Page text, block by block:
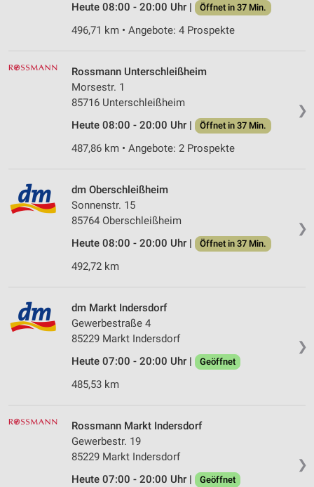
Heute 08:00 - 20:00 Uhr |
Öffnet in 37 Min.
496,71 km • Angebote: 4 Prospekte
❯
Rossmann Unterschleißheim
Morsestr. 1
85716 Unterschleißheim
Heute 08:00 - 20:00 Uhr |
Öffnet in 37 Min.
487,86 km • Angebote: 2 Prospekte
❯
dm Oberschleißheim
Sonnenstr. 15
85764 Oberschleißheim
Heute 08:00 - 20:00 Uhr |
Öffnet in 37 Min.
492,72 km
❯
dm Markt Indersdorf
Gewerbestraße 4
85229 Markt Indersdorf
Heute 07:00 - 20:00 Uhr |
Geöffnet
485,53 km
❯
Rossmann Markt Indersdorf
Gewerbestr. 19
85229 Markt Indersdorf
Heute 07:00 - 20:00 Uhr |
Geöffnet